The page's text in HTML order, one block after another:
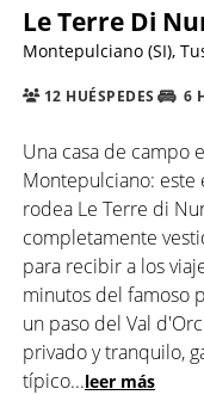
Le Terre Di
Montepulciano (SI),
12 HUÉSPEDES 6
Una casa de campo
Montepulciano: este
rodea Le Terre di
completamente
para recibir a los
minutos del famoso
un paso del Val
privado y tranquilo,
típico...leer más